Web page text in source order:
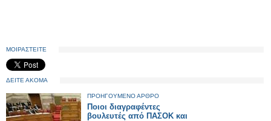
ΜΟΙΡΑΣΤΕΙΤΕ
ΔΕΙΤΕ ΑΚΟΜΑ
ΠΡΟΗΓΟΥΜΕΝΟ ΑΡΘΡΟ
Ποιοι διαγραφέντες
βουλευτές από ΠΑΣΟΚ και